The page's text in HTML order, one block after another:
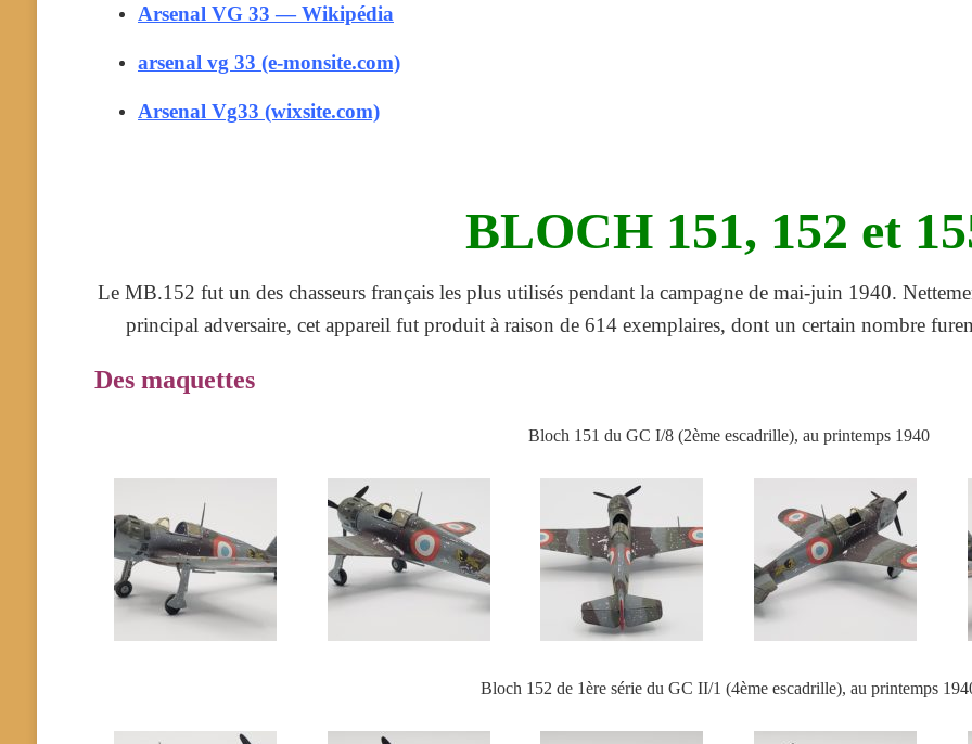
Arsenal VG 33 — Wikipédia
arsenal vg 33 (e-monsite.com)
Arsenal Vg33 (wixsite.com)
BLOCH 151, 152 et
Le MB.152 fut un des chasseurs français les plus utilisés pendant la campagne de mai-juin 1940.
principal adversaire, cet appareil fut produit à raison de 614 exemplaires, dont un certain nombre
Des maquettes
Bloch 151 du GC I/8 (2ème escadrille), au printemps 1940
Bloch 152 de 1ère série du GC II/1 (4ème escadrille), au printemps